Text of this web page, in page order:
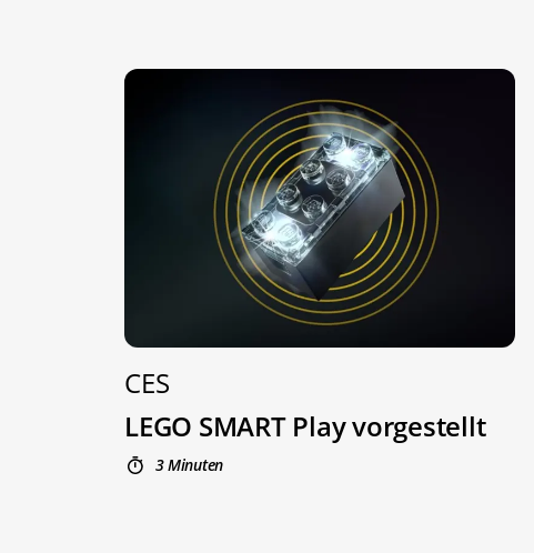
CES
LEGO SMART Play vorgestellt
3 Minuten